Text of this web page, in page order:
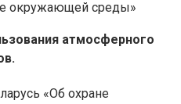
окружающей среды»
атмосферного
«Об охране